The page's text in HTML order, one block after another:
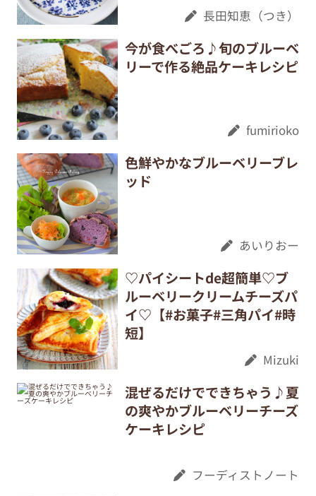
長田知恵（つき）
今が食べごろ♪旬のブルーベ
リーで作る絶品ケーキレシピ
fumirioko
色鮮やかなブルーベリーブレ
ッド
あいりおー
♡パイシートde超簡単♡ブ
ルーベリークリームチーズパ
イ♡【#お菓子#三角パイ#時
短】
Mizuki
混ぜるだけでできちゃう♪夏
の爽やかブルーベリーチーズ
ケーキレシピ
フーディストノート